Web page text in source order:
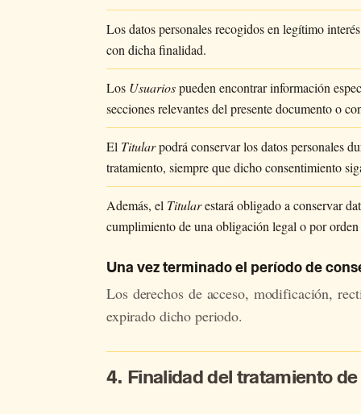
Los datos personales recogidos en legítimo
con dicha finalidad.
Los Usuariospueden encontrar información
secciones relevantes del presente documento o
El Titularpodrá conservar los datos personales
tratamiento, siempre que dicho consentimiento
Además, el Titularestará obligado a conservar
cumplimiento de una obligación legal o por
Una vez terminado el período de
Los de­re­chos de acceso, mo­di­fi­ca­ción,
ex­pi­ra­do di­cho pe­rio­do.
4. Finalidad del tratamiento